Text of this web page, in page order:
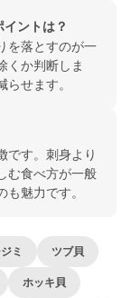
ントは？
を落とすのが一
くか判断しま
せます。
です。刺身より
む食べ方が一般
魅力です。
ミ ツブ貝
ホッキ貝